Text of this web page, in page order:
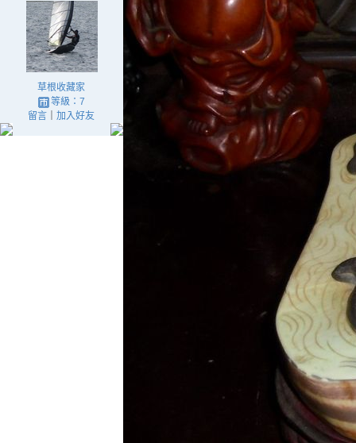
草根收藏家
等級：7
留言 ｜加入好友